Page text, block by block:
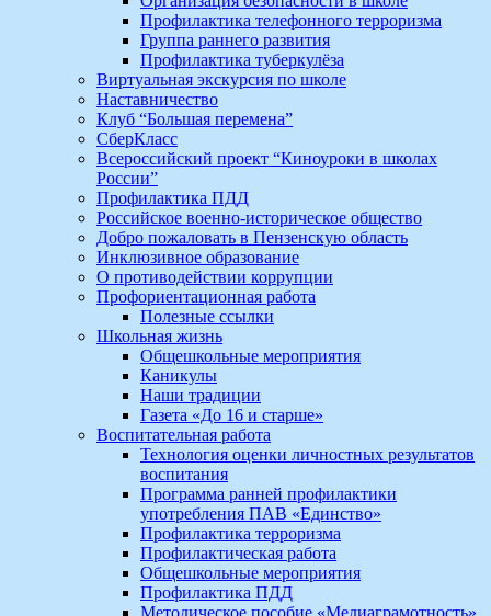
Профилактика телефонного терроризма
Группа раннего развития
Профилактика туберкулёза
Виртуальная экскурсия по школе
Наставничество
Клуб “Большая перемена”
СберКласс
Всероссийский проект “Киноуроки в школах
России”
Профилактика ПДД
Российское военно-историческое общество
Добро пожаловать в Пензенскую область
Инклюзивное образование
О противодействии коррупции
Профориентационная работа
Полезные ссылки
Школьная жизнь
Общешкольные мероприятия
Каникулы
Наши традиции
Газета «До 16 и старше»
Воспитательная работа
Технология оценки личностных результатов
воспитания
Программа ранней профилактики
употребления ПАВ «Единство»
Профилактика терроризма
Профилактическая работа
Общешкольные мероприятия
Профилактика ПДД
Методическое пособие «Медиаграмотность»